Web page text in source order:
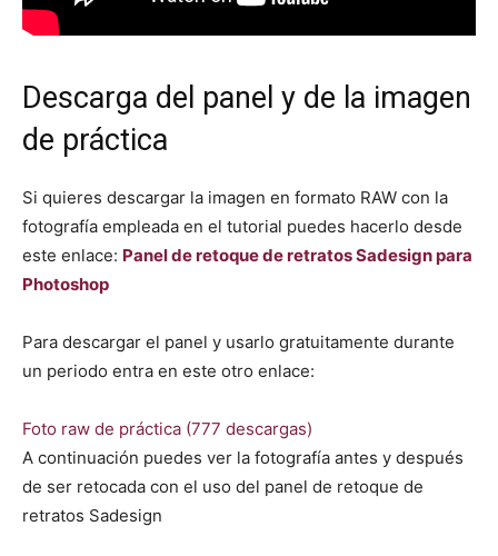
Descarga del panel y de la imagen
de práctica
Si quieres descargar la imagen en formato RAW con la
fotografía empleada en el tutorial puedes hacerlo desde
este enlace: Panel de retoque de retratos Sadesign para
Photoshop
Para descargar el panel y usarlo gratuitamente durante
un periodo entra en este otro enlace:
Foto raw de práctica (777 descargas)
A continuación puedes ver la fotografía antes y después
de ser retocada con el uso del panel de retoque de
retratos Sadesign